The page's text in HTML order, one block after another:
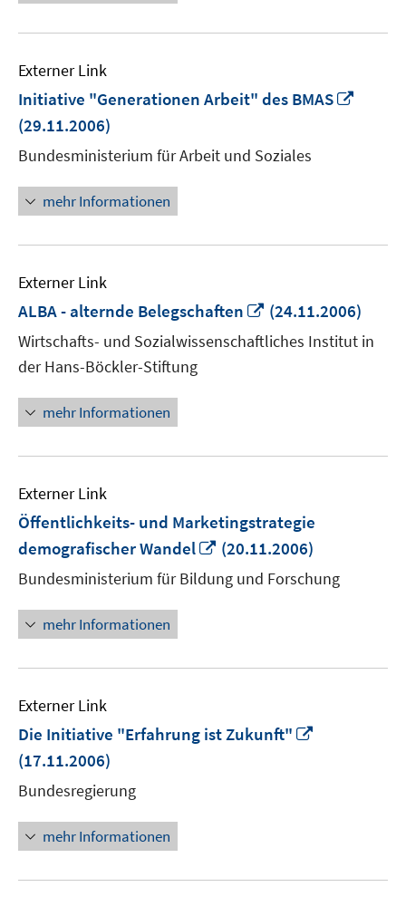
Externer Link
Initiative "Generationen Arbeit" des BMAS
(29.11.2006)
Bundesministerium für Arbeit und Soziales
mehr Informationen
Externer Link
ALBA - alternde Belegschaften
In
neuem
Fenster
(24.11.2006)
Wirtschafts- und Sozialwissenschaftliches Institut in
der Hans-Böckler-Stiftung
mehr Informationen
Externer Link
Öffentlichkeits- und Marketingstrategie
demografischer Wandel
In
neuem
Fenster
(20.11.2006)
Bundesministerium für Bildung und Forschung
mehr Informationen
Externer Link
Die Initiative "Erfahrung ist Zukunft"
(17.11.2006)
Bundesregierung
mehr Informationen